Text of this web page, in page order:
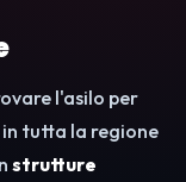
l'asilo per
tutta la regione
strutture